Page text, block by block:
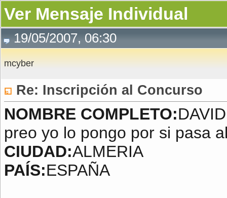
Ver Mensaje Individual
19/05/2007, 06:30
mcyber
Re: Inscripción al Concurso
NOMBRE COMPLETO:
preo yo lo pongo por si pasa
CIUDAD:ALMERIA
PAÍS:ESPAÑA